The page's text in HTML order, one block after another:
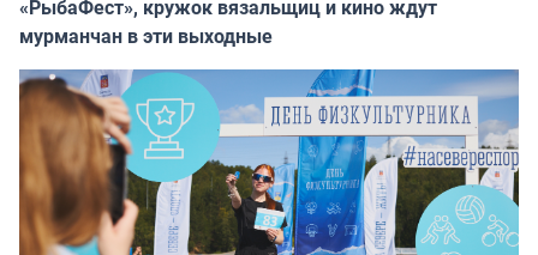
«РыбаФест», кружок вязальщиц и кино ждут
мурманчан в эти выходные